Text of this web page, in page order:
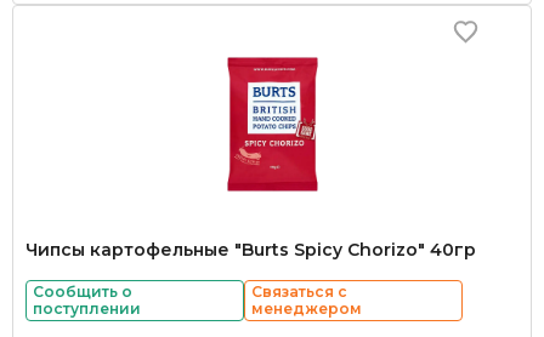
Чипсы картофельные "Burts Spicy Chorizo" 40гр
Сообщить о
поступлении
Связаться с
менеджером